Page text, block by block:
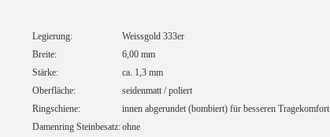
Legierung:
Weissgold 333er
Breite:
6,00 mm
Stärke:
ca. 1,3 mm
Oberfläche:
seidenmatt / poliert
Ringschiene:
innen abgerundet (bombiert) für besseren Tragekomfort
Damenring Steinbesatz:ohne